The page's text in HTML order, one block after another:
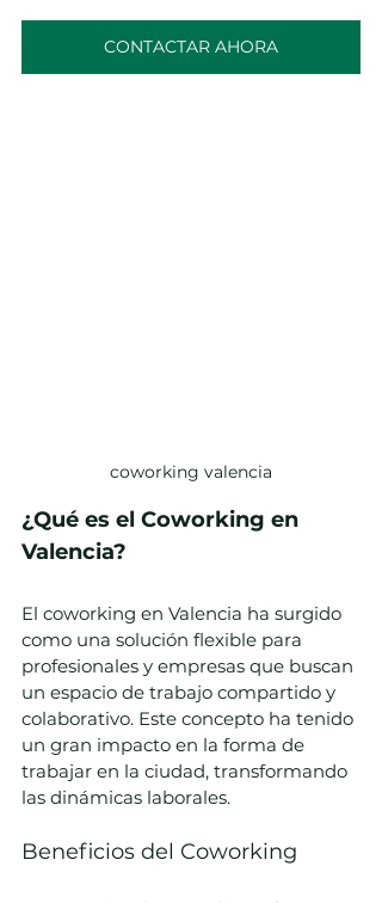
CONTACTAR AHORA
coworking valencia
¿Qué es el Coworking en
Valencia?
El coworking en Valencia ha surgido
como una solución flexible para
profesionales y empresas que buscan
un espacio de trabajo compartido y
colaborativo. Este concepto ha tenido
un gran impacto en la forma de
trabajar en la ciudad, transformando
las dinámicas laborales.
Beneficios del Coworking